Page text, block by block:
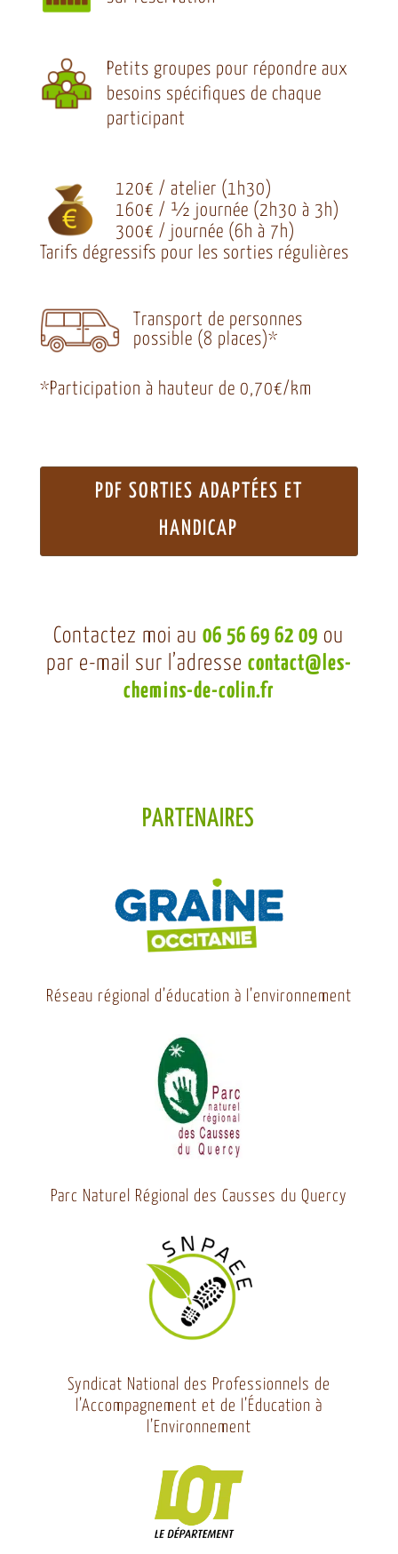
Petits groupes pour répondre aux
besoins spécifiques de chaque
participant
120€ / atelier (1h30)
160€ / ½ journée (2h30 à 3h)
300€ / journée (6h à 7h)
Tarifs dégressifs pour les sorties régulières
Transport de personnes
possible (8 places)*
*Participation à hauteur de 0,70€/km
PDF SORTIES ADAPTÉES ET
HANDICAP
Contactez moi au06 56 69 62 09 ou
par e-mail sur l’adresse contact@les-
chemins-de-colin.fr
PARTENAIRES
Réseau régional d’éducation à l’environnement
Parc Naturel Régional des Causses du Quercy
Syndicat National des Professionnels de
l’Accompagnement et de l’Éducation à
l’Environnement